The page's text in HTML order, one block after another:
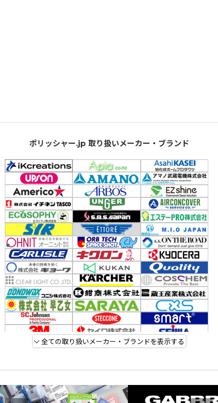
ポリッシャー.jp 取り扱いメーカー・ブランド
全ての取り扱いメーカー・ブランドを表示する